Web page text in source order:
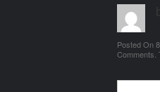
Posted On
Comments